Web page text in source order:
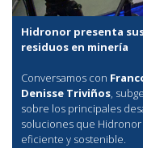
Hidronor presenta
residuos en minería
Conversamos con
Denisse Triviños,
sobre los principales
soluciones que
eficiente y sostenible.